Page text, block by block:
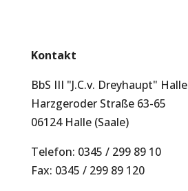
Kontakt
BbS III "J.C.v. Dreyhaupt" Halle
Harzgeroder Straße 63-65
06124 Halle (Saale)
Telefon: 0345 / 299 89 10
Fax: 0345 / 299 89 120